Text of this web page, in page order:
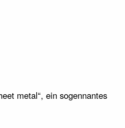
metal“, ein sogennantes